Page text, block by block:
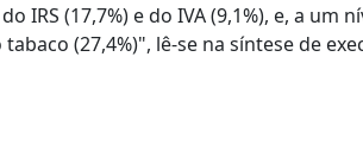
(17,7%) e do IVA (9,1%), e, a um
(27,4%)", lê-se na síntese de